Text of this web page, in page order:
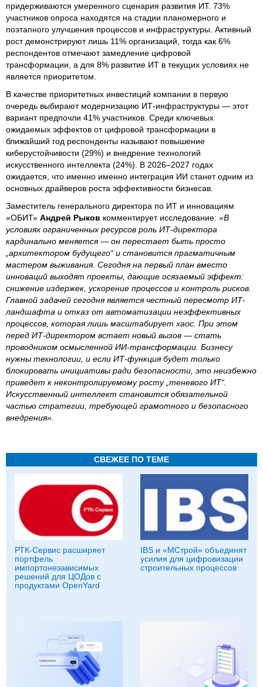
придерживаются умеренного сценария развития ИТ. 73%
участников опроса находятся на стадии планомерного и
поэтапного улучшения процессов и инфраструктуры. Активный
рост демонстрируют лишь 11% организаций, тогда как 6%
респондентов отмечают замедление цифровой
трансформации, а для 8% развитие ИТ в текущих условиях не
является приоритетом.
В качестве приоритетных инвестиций компании в первую
очередь выбирают модернизацию ИТ-инфраструктуры — этот
вариант предпочли 41% участников. Среди ключевых
ожидаемых эффектов от цифровой трансформации в
ближайший год респонденты называют повышение
киберустойчивости (29%) и внедрение технологий
искусственного интеллекта (24%). В 2026–2027 годах
ожидается, что именно именно интеграция ИИ станет одним из
основных драйверов роста эффективности бизнесав.
Заместитель генерального директора по ИТ и инновациям
«ОБИТ» Андрей Рыков комментирует исследование: «В
условиях ограниченных ресурсов роль ИТ-директора
кардинально меняется — он перестает быть просто
„архитектором будущего“ и становится прагматичным
мастером выживания. Сегодня на первый план вместо
инноваций выходят проекты, дающие осязаемый эффект:
снижение издержек, ускорение процессов и контроль рисков.
Главной задачей сегодня является честный пересмотр ИТ-
ландшафта и отказ от автоматизации неэффективных
процессов, которая лишь масштабирует хаос. При этом
перед ИТ-директором встает новый вызов — стать
проводником осмысленной ИИ-трансформации. Бизнесу
нужны технологии, и если ИТ-функция будет только
блокировать инициативы ради безопасности, это неизбежно
приведет к неконтролируемому росту „теневого ИТ“.
Искусственный интеллект становится обязательной
частью стратегии, требующей грамотного и безопасного
внедрения».
СВЕЖЕЕ ПО ТЕМЕ
РТК-Сервис расширяет
портфель
импортонезависимых
решений для ЦОДов с
продуктами OpenYard
IBS и «МСтрой» объединят
усилия для цифровизации
строительных процессов